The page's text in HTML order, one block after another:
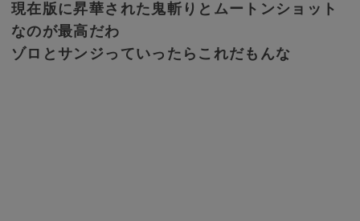
現在版に昇華された鬼斬りとムートンショット
なのが最高だわ
ゾロとサンジっていったらこれだもんな